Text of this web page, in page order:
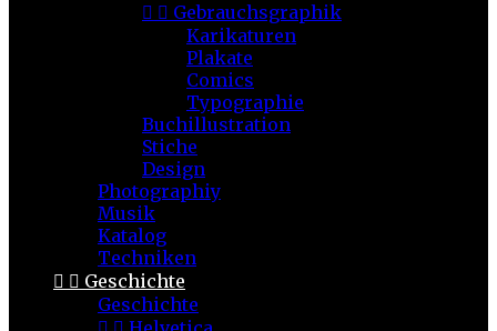
  Gebrauchsgraphik
Karikaturen
Plakate
Comics
Typographie
Buchillustration
Stiche
Design
Photographiy
Musik
Katalog
Techniken
  Geschichte
Geschichte